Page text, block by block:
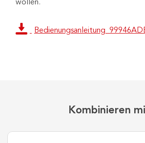
wollen.
Kombinieren